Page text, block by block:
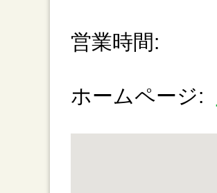
営業時間:
ホームページ: